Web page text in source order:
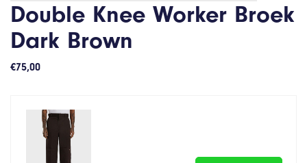
Double Knee Worker Broek
Dark Brown
€75,00